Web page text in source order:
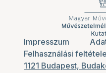
Impresszum
Felhasználási
1121 Budapest,